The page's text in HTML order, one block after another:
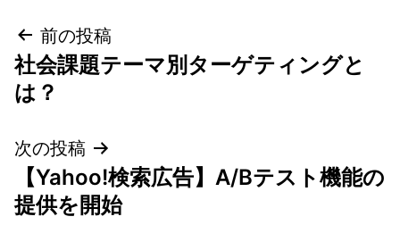
投
稿
ビ
ゲ
前の投稿
社会課題テーマ別ターゲティングと
は？
次の投稿
【Yahoo!検索広告】A/Bテスト機能の
提供を開始